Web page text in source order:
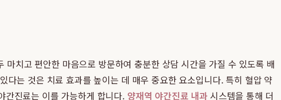
치고 편안한 마음으로 방문하여 충분한 상담 시간을 가질 수 있도록 배
는 것은 치료 효과를 높이는 데 매우 중요한 요소입니다. 특히 혈압 약
간진료는 이를 가능하게 합니다. 양재역 야간진료 내과시스템을 통해 더